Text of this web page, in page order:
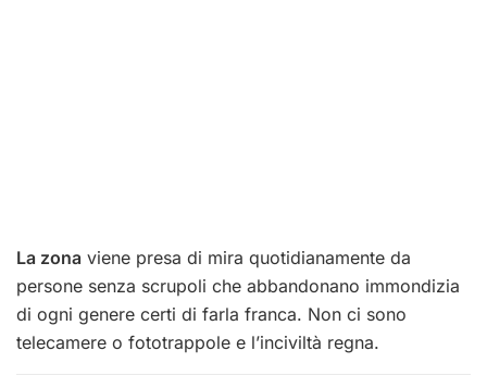
La zona viene presa di mira quotidianamente da
persone senza scrupoli che abbandonano immondizia
di ogni genere certi di farla franca. Non ci sono
telecamere o fototrappole e l’inciviltà regna.